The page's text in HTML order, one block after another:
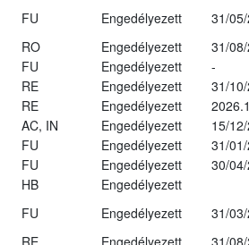
FU Engedélyezett
31/
RO Engedélyezett
31/
FU Engedélyezett
-
RE Engedélyezett
31/
RE Engedélyezett
AC, IN Engedélyezett
15/
FU Engedélyezett
31/
FU Engedélyezett
30/
HB
Engedélyezett
FU Engedélyezett
31/